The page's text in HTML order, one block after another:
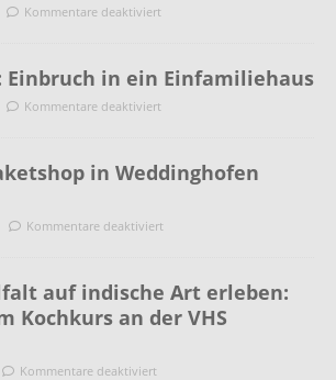
Kommentare deaktiviert
Einbruch in ein Einfamiliehaus
Kommentare deaktiviert
in Weddinghofen
Kommentare deaktiviert
auf indische Art erleben:
Kochkurs an der VHS
Kommentare deaktiviert